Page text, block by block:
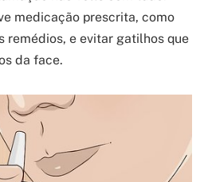
medicação prescrita, como
remédios, e evitar gatilhos que
da face.